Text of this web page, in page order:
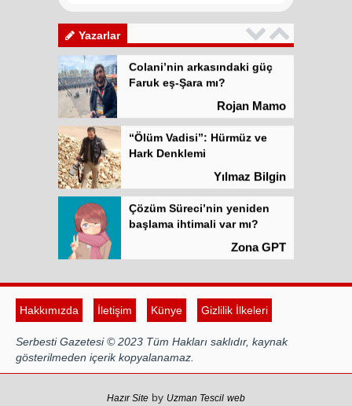
Yazarlar
meşrulaştırılıyor
Atilla Yüceak
Colani’nin arkasındaki güç
Faruk eş-Şara mı?
Rojan Mamo
“Ölüm Vadisi”: Hürmüz ve
Hark Denklemi
Yılmaz Bilgin
Çözüm Süreci’nin yeniden
başlama ihtimali var mı?
Zona GPT
Atilla Yüceak
Colani’nin arkasındaki güç
Faruk eş-Şara mı?
Hakkımızda İletişim Künye Gizlilik İlkeleri
Serbesti Gazetesi © 2023 Tüm Hakları saklıdır, kaynak
gösterilmeden içerik kopyalanamaz.
Hazır Site by Uzman Tescil web